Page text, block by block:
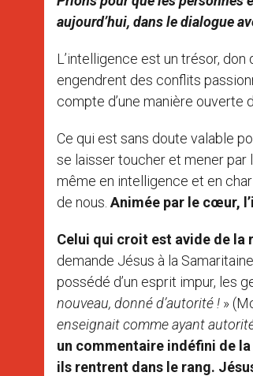
aujourd’hui, dans le dialogue
L’intelligence est un trésor,
engendrent des conflits
compte d’une manière ouverte
Ce qui est sans doute valable
se laisser toucher et mener par
même en intelligence et en
de nous. Animée par le cœur,
Celui qui croit est avide de la
demande Jésus à la
possédé d’un esprit impur, les
nouveau, donné d’autorité ! »
enseignait comme ayant
un commentaire indéfini de la
ils rentrent dans le rang.